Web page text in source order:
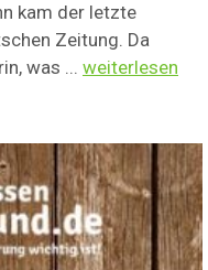
kam der letzte
Zeitung. Da
was ... weiterlesen